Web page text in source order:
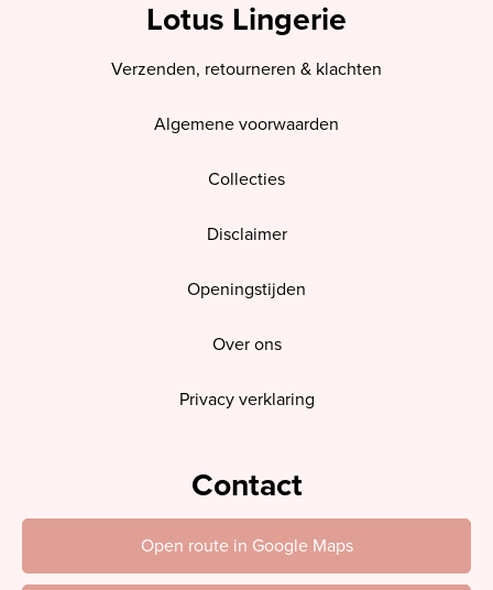
Lotus Lingerie
Verzenden, retourneren & klachten
Algemene voorwaarden
Collecties
Disclaimer
Openingstijden
Over ons
Privacy verklaring
Contact
Open route in Google Maps